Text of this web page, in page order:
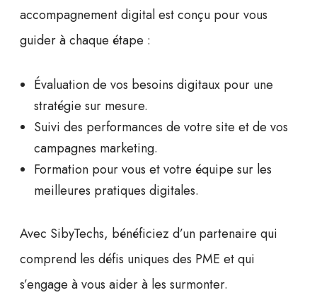
accompagnement digitalest conçu pour vous
guider à chaque étape :
Évaluation de vos besoins digitaux pour une
stratégie sur mesure.
Suivi des performances de votre site et de vos
campagnes marketing.
Formation pour vous et votre équipe sur les
meilleures pratiques digitales.
Avec SibyTechs, bénéficiez d’un partenaire qui
comprend les défis uniques des PME et qui
s’engage à vous aider à les surmonter.